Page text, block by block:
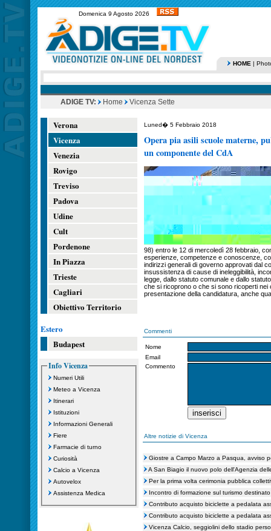
Domenica 9 Agosto 2026
HOME |
ADIGE TV: Home Vicenza Sette
Verona
Vicenza
Venezia
Rovigo
Treviso
Padova
Udine
Cult
Pordenone
In Piazza
Trieste
Cagliari
Obiettivo Territorio
Estero
Budapest
Info Vicenza
Numeri Utili
Meteo a Vicenza
Itinerari
Istituzioni
Informazioni Generali
Fiere
Farmacie di turno
Curiosità
Calcio a Vicenza
Autovelox
Assistenza Medica
Luned� 5 Febbraio 2018
Opera pia asili scuole materne,
un componente del CdA
98) entro le 12 di mercoledì 28 febbraio,
esperienze, competenze e conoscenze,
indirizzi generali di governo approvati dal
insussistenza di cause di ineleggibilità,
legge, dallo statuto comunale e dallo
che si ricoprono o che si sono ricoperti nei
presentazione della candidatura, anche
Commenti
Nome
Email
Commento
Altre notizie di Vicenza
Giostre a Campo Marzo a Pasqua, avviso
A San Biagio il nuovo polo dell'Agenzia
Per la prima volta cerimonia pubblica
Incontro di formazione sul turismo
Contributo acquisto biciclette a pedalata
Contributo acquisto biciclette a pedalata
Vicenza Calcio, seggiolini dello stadio